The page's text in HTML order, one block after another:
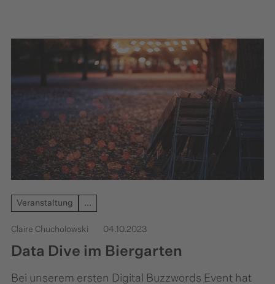
Veranstaltung ...
Claire Chucholowski 04.10.2023
Data Dive im Biergarten
Bei unserem ersten Digital Buzzwords Event hat